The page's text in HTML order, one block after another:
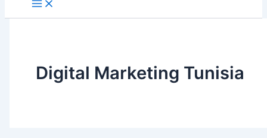
Digital Marketing Tunisia